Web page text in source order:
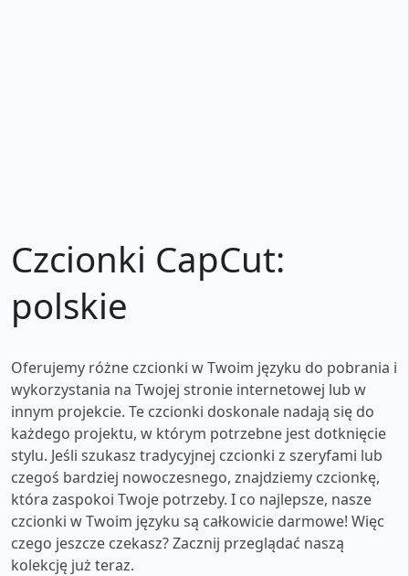
Czcionki CapCut:
polskie
Oferujemy różne czcionki w Twoim języku do pobrania i
wykorzystania na Twojej stronie internetowej lub w
innym projekcie. Te czcionki doskonale nadają się do
każdego projektu, w którym potrzebne jest dotknięcie
stylu. Jeśli szukasz tradycyjnej czcionki z szeryfami lub
czegoś bardziej nowoczesnego, znajdziemy czcionkę,
która zaspokoi Twoje potrzeby. I co najlepsze, nasze
czcionki w Twoim języku są całkowicie darmowe! Więc
czego jeszcze czekasz? Zacznij przeglądać naszą
kolekcję już teraz.